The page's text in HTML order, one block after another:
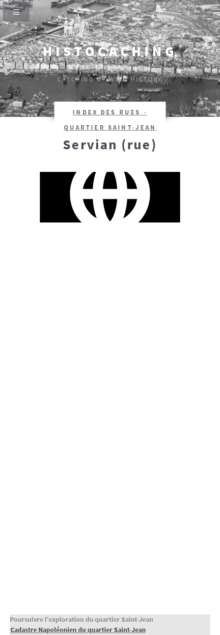
HISTOCACHING
SI CEUX-CI SE TAISENT, LES PIERRES CRIERONT.
CATCHING UP WITH HISTORY
INDEX DES RUES -
QUARTIER SAINT-JEAN
Servian (rue)
Poursuivre l’exploration du quartier Saint-Jean
Cadastre Napoléonien du quartier Saint-Jean